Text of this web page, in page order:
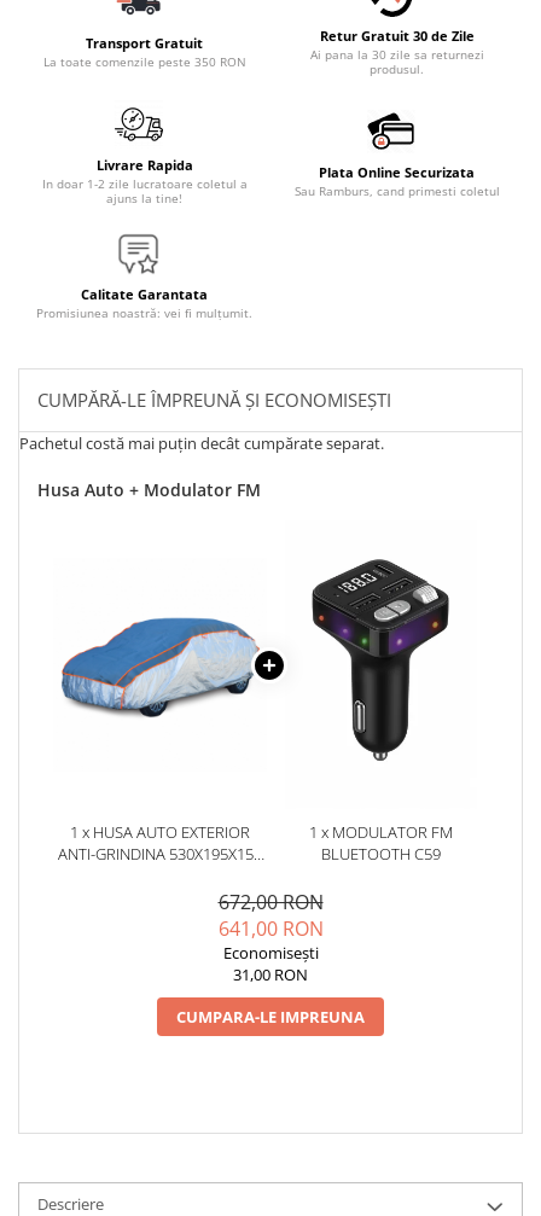
Transport Gratuit
La toate comenzile peste 350 RON
Retur Gratuit 30 de Zile
Ai pana la 30 zile sa returnezi
produsul.
Livrare Rapida
In doar 1-2 zile lucratoare coletul a
ajuns la tine!
Plata Online Securizata
Sau Ramburs, cand primesti coletul
Calitate Garantata
Promisiunea noastră: vei fi mulțumit.
CUMPĂRĂ-LE ÎMPREUNĂ ȘI ECONOMISEȘTI
Pachetul costă mai puțin decât cumpărate separat.
Husa Auto + Modulator FM
1 x HUSA AUTO EXTERIOR
ANTI-GRINDINA 530X195X155
1 x MODULATOR FM
BLUETOOTH C59
672,00 RON
641,00 RON
Economisești
31,00 RON
CUMPARA-LE IMPREUNA
Descriere